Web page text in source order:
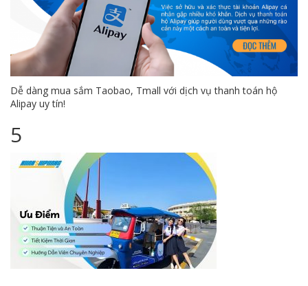
Dễ dàng mua sắm Taobao, Tmall với dịch vụ thanh toán hộ
Alipay uy tín!
5